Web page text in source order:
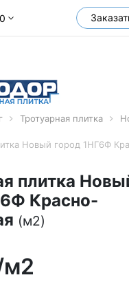
Тротуарная плитка
Новый город 1НГ6Ф
плитка
Красно-
(м2)